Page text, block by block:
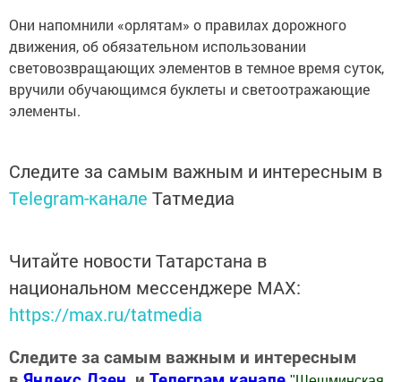
Они напомнили «орлятам» о правилах дорожного
движения, об обязательном использовании
световозвращающих элементов в темное время суток,
вручили обучающимся буклеты и светоотражающие
элементы.
Следите за самым важным и интересным в
Telegram-канале Татмедиа
Читайте новости Татарстана в
национальном мессенджере MАХ:
https://max.ru/tatmedia
Следите за самым важным и интересным